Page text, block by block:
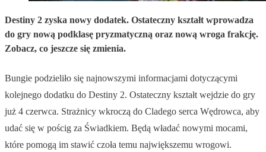
Destiny 2 zyska nowy dodatek. Ostateczny kształt wprowadza
do gry nową podklasę pryzmatyczną oraz nową wroga frakcję.
Zobacz, co jeszcze się zmienia.
Bungie podzieliło się najnowszymi informacjami dotyczącymi
kolejnego dodatku do Destiny 2. Ostateczny kształt wejdzie do gry
już 4 czerwca. Strażnicy wkroczą do Cladego serca Wędrowca, aby
udać się w pościg za Świadkiem. Będą władać nowymi mocami,
które pomogą im stawić czoła temu największemu wrogowi.